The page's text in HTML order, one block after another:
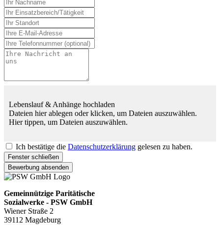
Lebenslauf & Anhänge hochladen
Dateien hier ablegen oder klicken, um Dateien auszuwählen.
Hier tippen, um Dateien auszuwählen.
Ich bestätige die Datenschutzerklärung gelesen zu haben.
Fenster schließen
Bewerbung absenden
Gemeinnützige Paritätische
Sozialwerke - PSW GmbH
Wiener Straße 2
39112 Magdeburg